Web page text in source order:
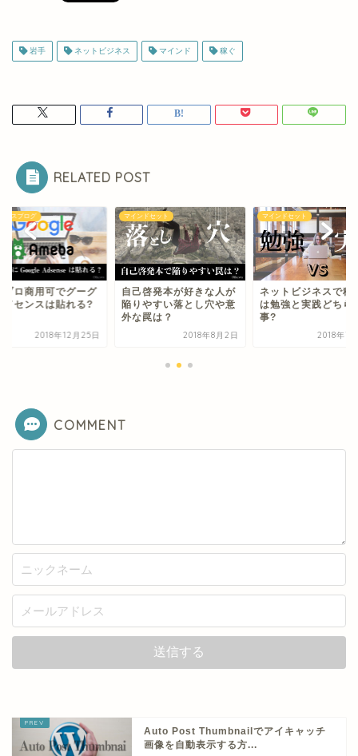
岩手 ネットビジネス マインド 稼ぐ
RELATED POST
ンスブログ
ブロ商用可でグーグ
ドセンスは貼れる?
2018年12月25日
マインドセット
自己啓発本が好きな人が
陥りやすい落とし穴や意
外な罠は？
2018年8月2日
マインドセット
ネットビジネスで稼
は勉強と実践どちら
事?
2018年7
COMMENT
Auto Post Thumbnailでアイキャッチ
画像を自動表示する方...